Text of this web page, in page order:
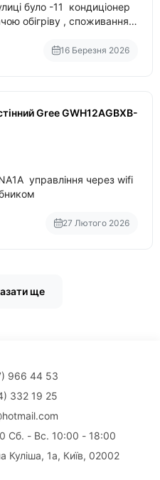
було -11 кондиціонер
обігріву , споживання
16 Березня 2026
Gree GWH12AGBXB-
управління через wifi
27 Лютого 2026
ще
966 44 53
332 19 25
Сб. - Вс. 10:00 - 18:00
Куліша, 1а, Київ, 02002